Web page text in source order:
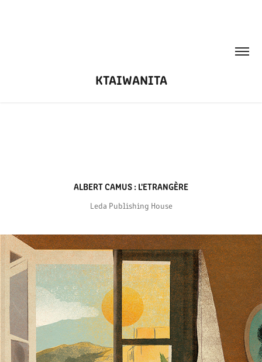
KTAIWANITA
ALBERT CAMUS : L'ETRANGÈRE
Leda Publishing House